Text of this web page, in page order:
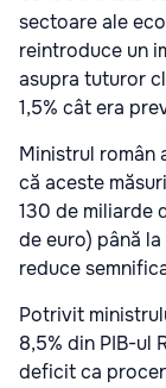
sectoare ale
reintroduce un
asupra tuturor
1,5% cât era
Ministrul român
că aceste
130 de miliarde
de euro) până
reduce
Potrivit
8,5% din PIB-ul
deficit ca